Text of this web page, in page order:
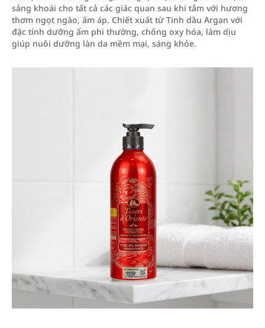
sảng khoái cho tất cả các giác quan sau khi tắm với hương
thơm ngọt ngào, ấm áp. Chiết xuất từ Tinh dầu Argan với
đặc tính dưỡng ẩm phi thường, chống oxy hóa, làm dịu
giúp nuôi dưỡng làn da mềm mại, sáng khỏe.